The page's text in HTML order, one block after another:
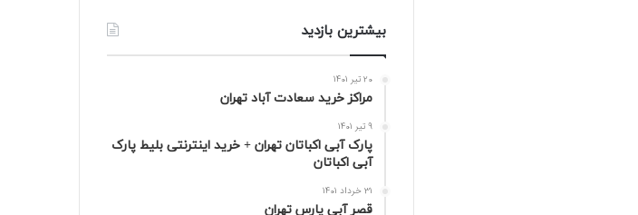
بیشترین بازدید
20 تیر 1401
مراکز خرید سعادت‌ آباد تهران
9 تیر 1401
پارک آبی اکباتان تهران + خرید اینترنتی بلیط پارک
آبی اکباتان
31 خرداد 1401
قصر آبی پارس تهران